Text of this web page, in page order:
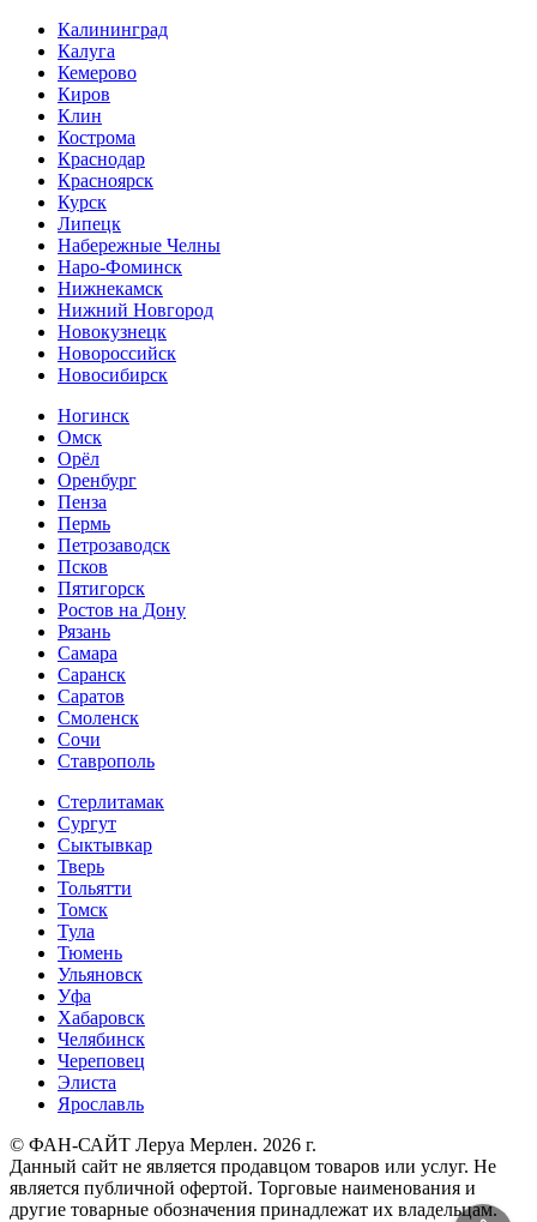
Калининград
Калуга
Кемерово
Киров
Клин
Кострома
Краснодар
Красноярск
Курск
Липецк
Набережные Челны
Наро-Фоминск
Нижнекамск
Нижний Новгород
Новокузнецк
Новороссийск
Новосибирск
Ногинск
Омск
Орёл
Оренбург
Пенза
Пермь
Петрозаводск
Псков
Пятигорск
Ростов на Дону
Рязань
Самара
Саранск
Саратов
Смоленск
Сочи
Ставрополь
Стерлитамак
Сургут
Сыктывкар
Тверь
Тольятти
Томск
Тула
Тюмень
Ульяновск
Уфа
Хабаровск
Челябинск
Череповец
Элиста
Ярославль
© ФАН-САЙТ Леруа Мерлен. 2026 г.
Данный сайт не является продавцом товаров или услуг. Не
является публичной офертой. Торговые наименования и
другие товарные обозначения принадлежат их владельцам.